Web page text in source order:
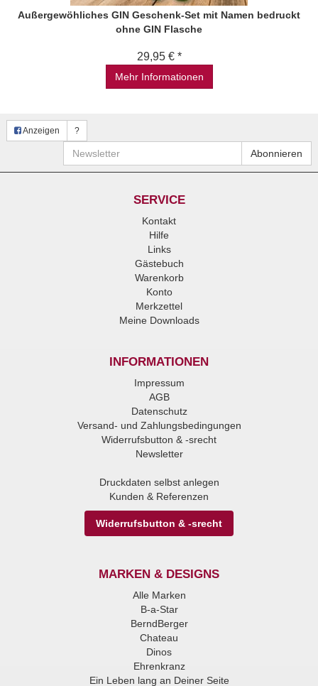
Außergewöhliches GIN Geschenk-Set mit Namen bedruckt
ohne GIN Flasche
29,95 € *
Mehr Informationen
Anzeigen ?
Newsletter Abonnieren
SERVICE
Kontakt
Hilfe
Links
Gästebuch
Warenkorb
Konto
Merkzettel
Meine Downloads
INFORMATIONEN
Impressum
AGB
Datenschutz
Versand- und Zahlungsbedingungen
Widerrufsbutton & -srecht
Newsletter
Druckdaten selbst anlegen
Kunden & Referenzen
Widerrufsbutton & -srecht
MARKEN & DESIGNS
Alle Marken
B-a-Star
BerndBerger
Chateau
Dinos
Ehrenkranz
Ein Leben lang an Deiner Seite